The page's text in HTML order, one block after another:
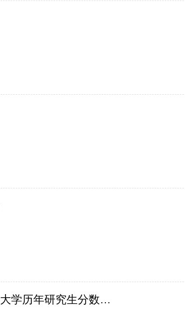
有谁知道北京工业大学，北京理工大学历年研究生分数线，（电子信息专业的 ）